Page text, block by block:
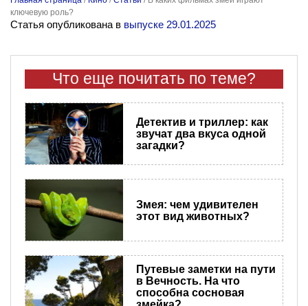
ключевую роль?
Статья опубликована в выпуске 29.01.2025
Что еще почитать по теме?
Детектив и триллер: как
звучат два вкуса одной
загадки?
Змея: чем удивителен
этот вид животных?
Путевые заметки на пути
в Вечность. На что
способна сосновая